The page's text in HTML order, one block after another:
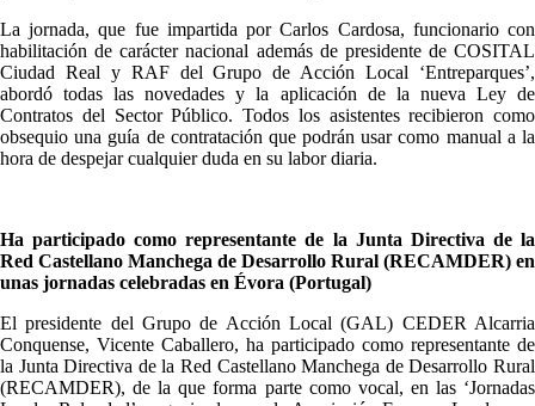
La jornada, que fue impartida por Carlos Cardosa, funcionario con
habilitación de carácter nacional además de presidente de COSITAL
Ciudad Real y RAF del Grupo de Acción Local ‘Entreparques’,
abordó todas las novedades y la aplicación de la nueva Ley de
Contratos del Sector Público. Todos los asistentes recibieron como
obsequio una guía de contratación que podrán usar como manual a la
hora de despejar cualquier duda en su labor diaria.
Ha participado como representante de la Junta Directiva de la
Red Castellano Manchega de Desarrollo Rural (RECAMDER) en
unas jornadas celebradas en Évora (Portugal)
El presidente del Grupo de Acción Local (GAL) CEDER Alcarria
Conquense, Vicente Caballero, ha participado como representante de
la Junta Directiva de la Red Castellano Manchega de Desarrollo Rural
(RECAMDER), de la que forma parte como vocal, en las ‘Jornadas